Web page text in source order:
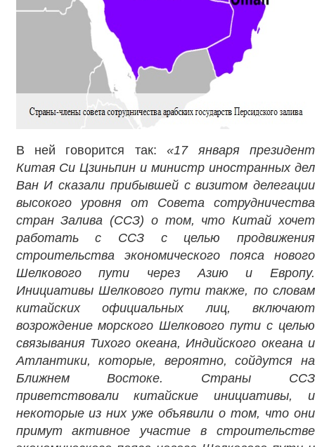
В ней говорится так:«17 января президент
Китая Си Цзиньпин и министр иностранных дел
Ван И сказали прибывшей с визитом делегации
высокого уровня от Совета сотрудничества
стран Залива (ССЗ) о том, что Китай хочет
работать с ССЗ с целью продвижения
строительства экономического пояса нового
Шелкового пути через Азию и Европу.
Инициативы Шелкового пути также, по словам
китайских официальных лиц, включают
возрождение морского Шелкового пути с целью
связывания Тихого океана, Индийского океана и
Атлантики, которые, вероятно, сойдутся на
Ближнем Востоке.
Страны ССЗ
приветствовали китайские инициативы, и
некоторые из них уже объявили о том, что они
примут активное участие в строительстве